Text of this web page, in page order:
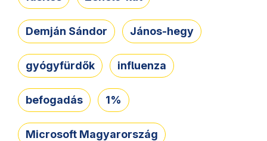
Demján Sándor János-hegy
gyógyfürdők influenza
befogadás 1%
Microsoft Magyarország